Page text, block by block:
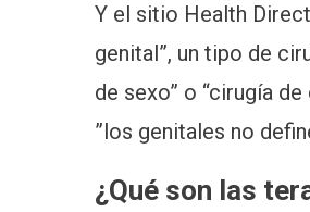
Y el sitio Health
genital”, un tipo de
de sexo” o “cirugía
”los genitales no
¿Qué son las